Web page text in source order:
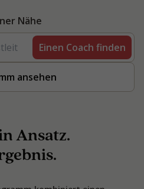
Nähe
Einen Coach finden
ansehen
Ansatz.